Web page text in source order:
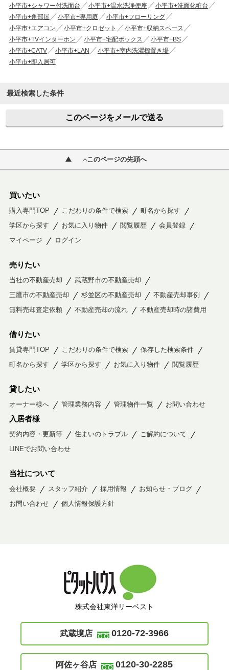
小平市+シャワー付洗面台
小平市+温水洗浄便座
小平市+洗面化粧台
小平市+角部屋
小平市+専用庭
小平市+フローリング
小平市+エアコン
小平市+クロゼット
小平市+収納スペース
小平市+TVインターホン
小平市+宅配ボックス
小平市+BS
小平市+CATV
小平市+LAN
小平市+室内洗濯機置き場
小平市+即入居可
最近検索した条件
このページをメールで送る
このページの先頭へ
買いたい
購入専門TOP こだわりの条件で検索
町名から探す
学区から探す
お気に入り物件 閲覧履歴
会員登録
マイページ
ログイン
売りたい
当社の不動産売却
武蔵野市の不動産売却
三鷹市の不動産売却
杉並区の不動産売却
不動産売却事例
無料売却査定依頼
不動産売却の流れ 不動産売却時の諸費用
借りたい
賃貸専門TOP こだわりの条件で検索
保存した検索条件
町名から探す
学区から探す お気に入り物件 閲覧履歴
貸したい
オーナー様へ 管理業務内容 管理物件一覧 お問い合わせ
入居者様
契約内容・更新等 住まいのトラブル
ご解約について
LINEでお問い合わせ
当社について
会社概要 スタッフ紹介 採用情報
お知らせ・ブログ
お問い合わせ
個人情報保護方針
株式会社東洋リーベスト
武蔵境店 0120-72-3966
阿佐ヶ谷店 0120-30-2285